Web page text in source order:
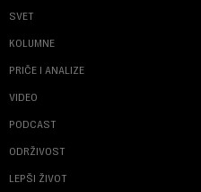
SVET
KOLUMNE
PRIČE I ANALIZE
VIDEO
PODCAST
ODRŽIVOST
LEPŠI ŽIVOT